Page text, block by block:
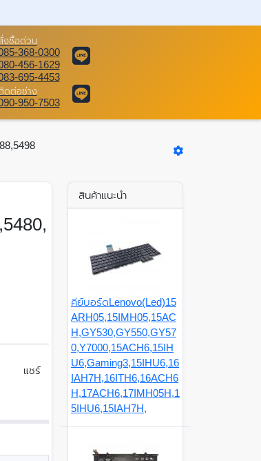
งซื้อด่วน
368-0300
456-1629
695-4453
ดต่อช่าง
950-7503
แชร์
สินค้าแนะนำ
คีย์บอร์ดLenovo(Led)15
ARH05,15IMH05,15AC
H,GY530,GY550,GY57
0,Y7000,15ACH6,15IH
U6,Gaming3,15IHU6,16
IAH7H,16ITH6,16ACH6
H,17ACH6,17IMH05H,1
5IHU6,15IAH7H,